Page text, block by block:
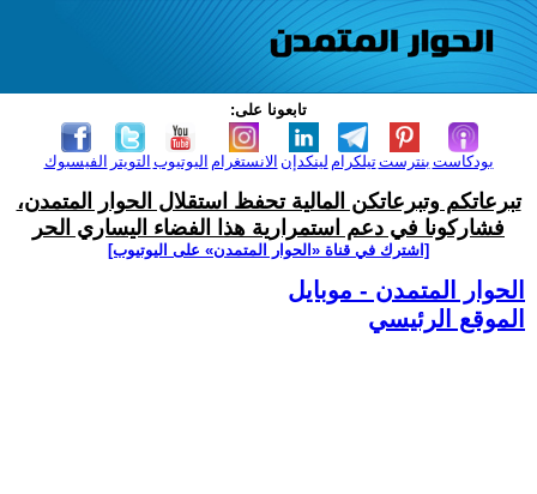
تابعونا على:
الفيسبوك التويتر اليوتيوب الانستغرام لينكدإن تيلكرامبنترست بودكاست
تبرعاتكم وتبرعاتكن المالية تحفظ استقلال الحوار المتمدن،
فشاركونا في دعم استمرارية هذا الفضاء اليساري الحر
[اشترك في قناة ‫«الحوار المتمدن» على اليوتيوب]
الحوار المتمدن - موبايل
الموقع الرئيسي